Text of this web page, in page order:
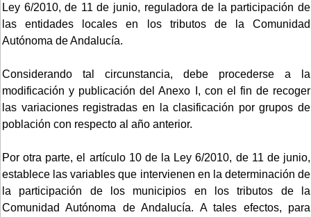
Ley 6/2010, de 11 de junio, reguladora de la participación de
las entidades locales en los tributos de la Comunidad
Autónoma de Andalucía.
Considerando tal circunstancia, debe procederse a la
modificación y publicación del Anexo I, con el fin de recoger
las variaciones registradas en la clasificación por grupos de
población con respecto al año anterior.
Por otra parte, el artículo 10 de la Ley 6/2010, de 11 de junio,
establece las variables que intervienen en la determinación de
la participación de los municipios en los tributos de la
Comunidad Autónoma de Andalucía. A tales efectos, para